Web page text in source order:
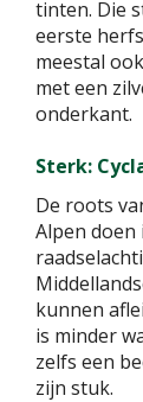
tinten. Die
eerste
meestal
met een
onderkant.
Sterk:
De roots
Alpen
kunnen
is minder
zelfs een
zijn stuk.